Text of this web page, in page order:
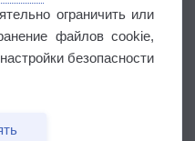
ограничить или
файлов cookie,
безопасности